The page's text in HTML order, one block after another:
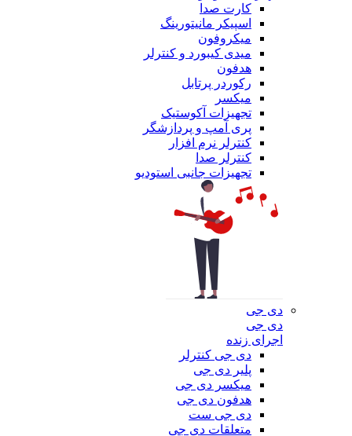
کارت صدا
اسپیکر مانیتورینگ
میکروفون
میدی کیبورد و کنترلر
هدفون
رکوردر پرتابل
میکسر
تجهیزات آکوستیک
پری آمپ و پردازشگر
کنترلر نرم افزار
کنترلر صدا
تجهیزات جانبی استودیو
دی جی
دی جی
اجرای زنده
دی جی کنترلر
پلیر دی جی
میکسر دی جی
هدفون دی جی
دی جی ست
متعلقات دی جی